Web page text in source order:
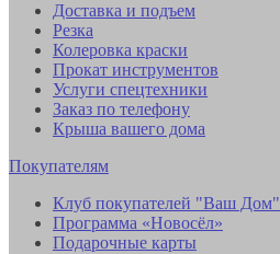
Доставка и подъем
Резка
Колеровка краски
Прокат инструментов
Услуги спецтехники
Заказ по телефону
Крыша вашего дома
Покупателям
Клуб покупателей "Ваш Дом"
Программа «Новосёл»
Подарочные карты